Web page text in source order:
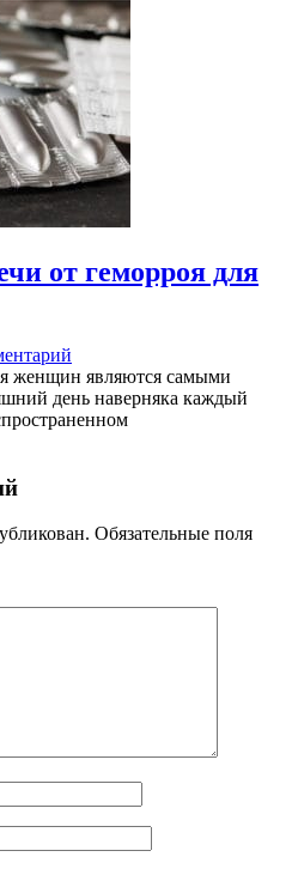
от геморроя для
женщин являются самыми
день наверняка каждый
Обязательные поля